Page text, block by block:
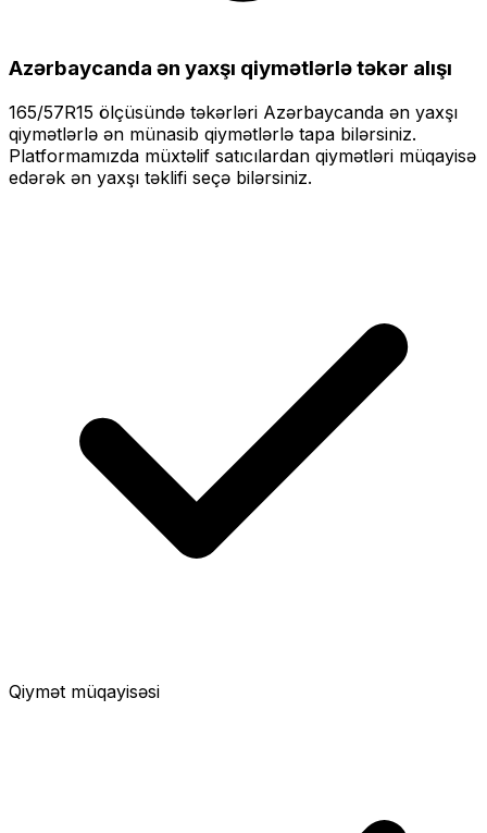
Azərbaycanda ən yaxşı qiymətlərlətəkər alışı
165/57R15 ölçüsündə təkərləri Azərbaycanda ən yaxşı
qiymətlərlə ən münasib qiymətlərlə tapa bilərsiniz.
Platformamızda müxtəlif satıcılardan qiymətləri müqayisə
edərək ən yaxşı təklifi seçə bilərsiniz.
Qiymət müqayisəsi